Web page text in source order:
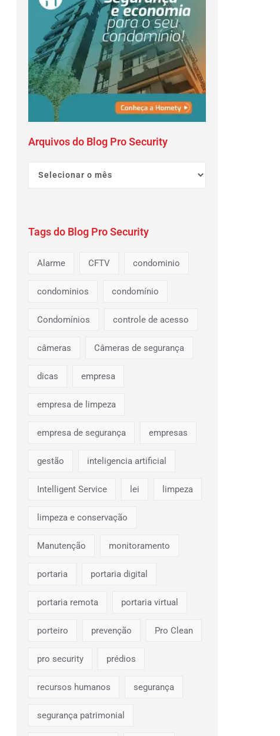
Arquivos do Blog Pro Security
Tags do Blog Pro Security
Alarme CFTV condominio
condominios condomínio
Condomínios controle de acesso
câmeras Câmeras de segurança
dicas empresa
empresa de limpeza
empresa de segurança empresas
gestão inteligencia artificial
Intelligent Service lei limpeza
limpeza e conservação
Manutenção monitoramento
portaria portaria digital
portaria remota portaria virtual
porteiro prevenção Pro Clean
pro security prédios
recursos humanos segurança
segurança patrimonial